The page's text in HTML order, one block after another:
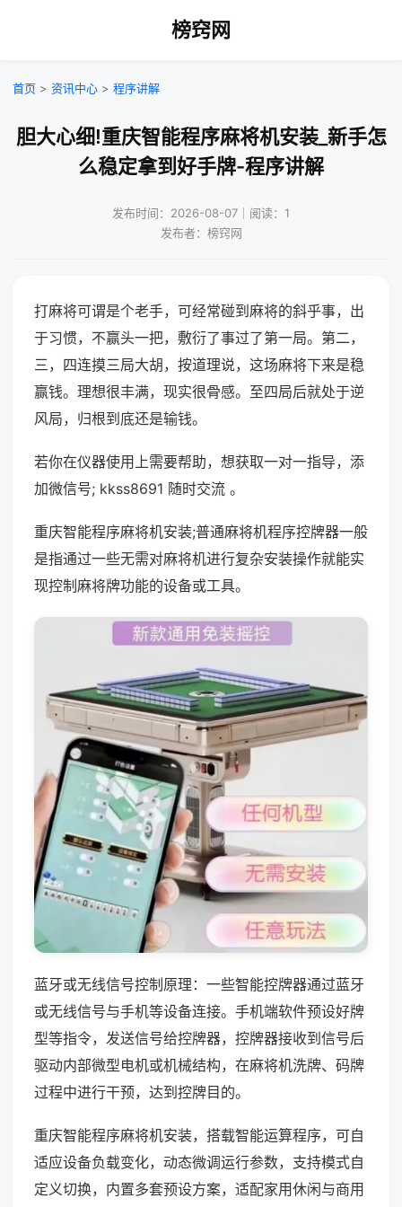
榜窍网
首页 > 资讯中心 > 程序讲解
胆大心细!重庆智能程序麻将机安装_新手怎
么稳定拿到好手牌-程序讲解
发布时间：2026-08-07｜阅读：1
发布者：榜窍网
打麻将可谓是个老手，可经常碰到麻将的斜乎事，出
于习惯，不赢头一把，敷衍了事过了第一局。第二，
三，四连摸三局大胡，按道理说，这场麻将下来是稳
赢钱。理想很丰满，现实很骨感。至四局后就处于逆
风局，归根到底还是输钱。
若你在仪器使用上需要帮助，想获取一对一指导，添
加微信号; kkss8691 随时交流 。
重庆智能程序麻将机安装;普通麻将机程序控牌器一般
是指通过一些无需对麻将机进行复杂安装操作就能实
现控制麻将牌功能的设备或工具。
蓝牙或无线信号控制原理：一些智能控牌器通过蓝牙
或无线信号与手机等设备连接。手机端软件预设好牌
型等指令，发送信号给控牌器，控牌器接收到信号后
驱动内部微型电机或机械结构，在麻将机洗牌、码牌
过程中进行干预，达到控牌目的。
重庆智能程序麻将机安装，搭载智能运算程序，可自
适应设备负载变化，动态微调运行参数，支持模式自
定义切换，内置多套预设方案，适配家用休闲与商用